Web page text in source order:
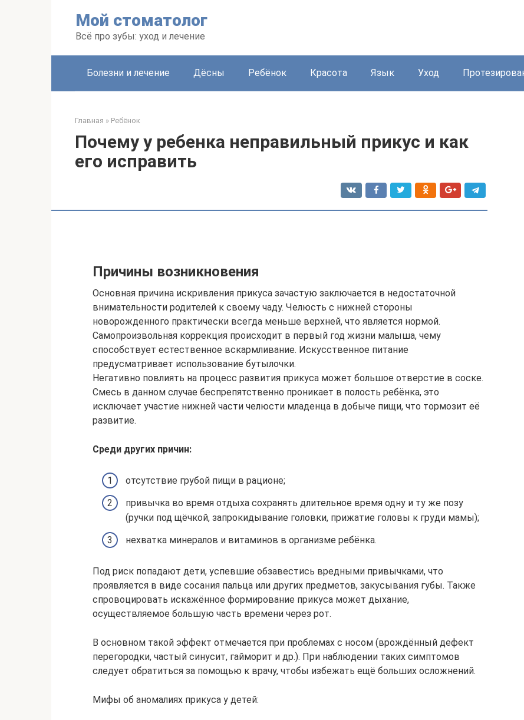
Мой стоматолог
Всё про зубы: уход и лечение
Болезни и лечение Дёсны Ребёнок Красота Язык Уход
Главная » Ребёнок
Почему у ребенка неправильный прикус и как
его исправить
Причины возникновения
Основная причина искривления прикуса зачастую заключается в недостаточной
внимательности родителей к своему чаду. Челюсть с нижней стороны
новорожденного практически всегда меньше верхней, что является нормой.
Самопроизвольная коррекция происходит в первый год жизни малыша, чему
способствует естественное вскармливание. Искусственное питание
предусматривает использование бутылочки.
Негативно повлиять на процесс развития прикуса может большое отверстие в соске.
Смесь в данном случае беспрепятственно проникает в полость ребёнка, это
исключает участие нижней части челюсти младенца в добыче пищи, что тормозит её
развитие.
Среди других причин:
отсутствие грубой пищи в рационе;
привычка во время отдыха сохранять длительное время одну и ту же позу
(ручки под щёчкой, запрокидывание головки, прижатие головы к груди мамы);
нехватка минералов и витаминов в организме ребёнка.
Под риск попадают дети, успевшие обзавестись вредными привычками, что
проявляется в виде сосания пальца или других предметов, закусывания губы. Также
спровоцировать искажённое формирование прикуса может дыхание,
осуществляемое большую часть времени через рот.
В основном такой эффект отмечается при проблемах с носом (врождённый дефект
перегородки, частый синусит, гайморит и др.). При наблюдении таких симптомов
следует обратиться за помощью к врачу, чтобы избежать ещё больших осложнений.
Мифы об аномалиях прикуса у детей: